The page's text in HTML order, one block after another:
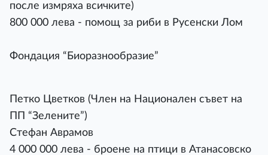
после измряха всичките)
800 000 лева - помощ за риби в Русенски Лом
Фондация “Биоразнообразие”
Петко Цветков (Член на Национален съвет на
ПП “Зелените”)
Стефан Аврамов
4 000 000 лева - броене на птици в Атанасовско